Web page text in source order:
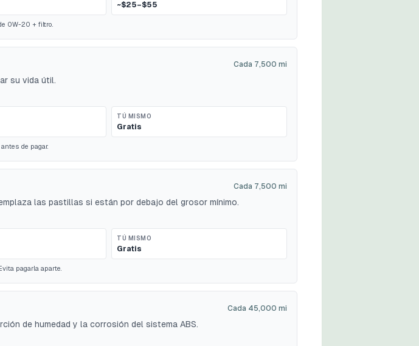
~$25–$55
0W-20 + filtro.
Cada 7,500 mi
su vida útil.
TÚ MISMO
Gratis
de pagar.
Cada 7,500 mi
las pastillas si están por debajo del grosor mínimo.
TÚ MISMO
Gratis
pagarla aparte.
Cada 45,000 mi
de humedad y la corrosión del sistema ABS.